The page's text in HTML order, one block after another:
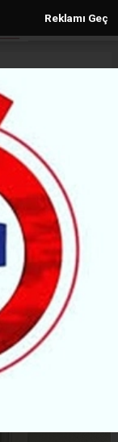
Reklamı Geç
06.05.2025 - 13:34
İstanbul
Süreyya